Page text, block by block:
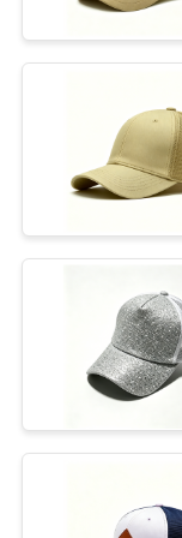
ΈΛΕΓΧΟΣ
ΜΕ
ΕΙΔΉΣΕΙΣ
5